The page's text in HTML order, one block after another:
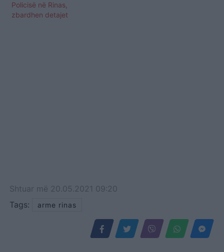
Policisë në Rinas,
zbardhen detajet
Shtuar më 20.05.2021 09:20
Tags:
arme rinas